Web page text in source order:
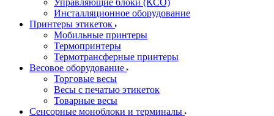
Управляющие блоки (КСО)
Инсталляционное оборудование
Принтеры этикеток
Мобильные принтеры
Термопринтеры
Термотрансферные принтеры
Весовое оборудование
Торговые весы
Весы с печатью этикеток
Товарные весы
Сенсорные моноблоки и терминалы